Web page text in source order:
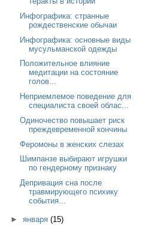
Инфографика: странные
рождественские обычаи
Инфографика: основные виды
мусульманской одежды
Положительное влияние
медитации на состояние
голов...
Неприемлемое поведение для
специалиста своей облас...
Одиночество повышает риск
преждевременной кончины
Феромоны в женских слезах
Шимпанзе выбирают игрушки
по гендерному признаку
Депривация сна после
травмирующего психику
события...
► января (15)